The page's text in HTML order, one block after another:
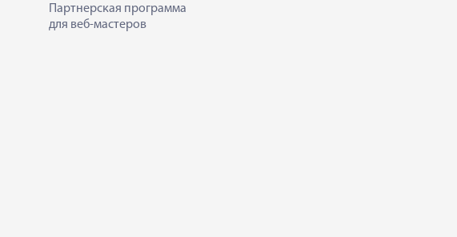
Партнерская программа
для веб-мастеров